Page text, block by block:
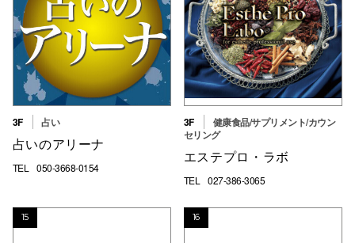
3F 占い
占いのアリーナ
TEL 050-3668-0154
3F
健康食品/サプリメント/カウン
セリング
エステプロ・ラボ
TEL 027-386-3065
15 16